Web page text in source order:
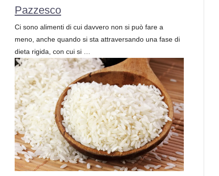
Pazzesco
Ci sono alimenti di cui davvero non si può fare a
meno, anche quando si sta attraversando una fase di
dieta rigida, con cui si …